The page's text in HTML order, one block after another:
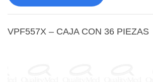
VPF557X – CAJA CON 36 PIEZAS